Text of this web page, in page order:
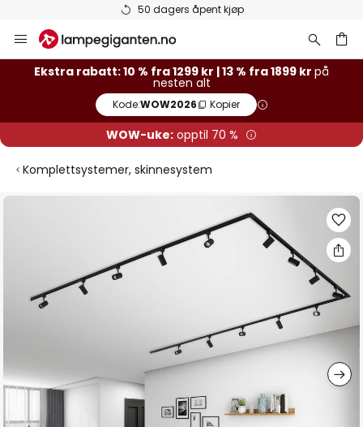
50 dagers åpent kjøp
Hopp
til
innhold
Ekstra rabatt: 10 % fra 1299 kr | 13 % fra 1899 kr på
nesten alt
Kode:WOW2026 Kopier
WOW-uke: opptil 70 %
Komplettsystemer, skinnesystem
Gå
bildegalleri